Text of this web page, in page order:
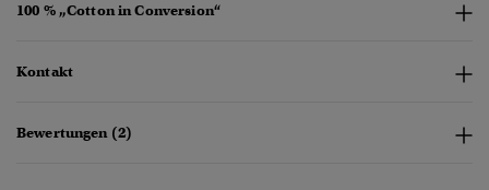
100 % „Cotton in Conversion“
Kontakt
Bewertungen (2)